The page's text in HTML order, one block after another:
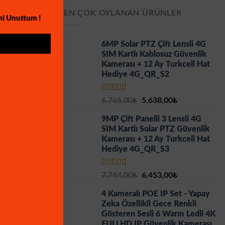
EN ÇOK OYLANAN ÜRÜNLER
6MP Solar PTZ Çift Lensli 4G
SIM Kartlı Kablosuz Güvenlik
Kamerası + 12 Ay Turkcell Hat
Hediye 4G_QR_S2
5 üzerinden
6.765,00₺
Orijinal
6.765,00₺.
5.638,00₺Şu
fiyat:
5.638,00₺.
9MP Çift Panelli 3 Lensli 4G
SIM Kartlı Solar PTZ Güvenlik
Kamerası + 12 Ay Turkcell Hat
Hediye 4G_QR_S3
5 üzerinden
7.744,00₺
Orijinal
7.744,00₺.
6.453,00₺Şu
fiyat:
6.453,00₺.
4 Kameralı POE IP Set - Yapay
Zeka Özellikli Gece Renkli
Gösteren Sesli 6 Warm Ledli 4K
Unuttum !